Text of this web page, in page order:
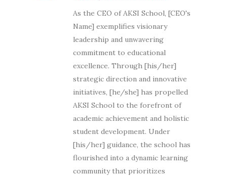
As the CEO of AKSI School, [CEO's
Name] exemplifies visionary
leadership and unwavering
commitment to educational
excellence. Through [his/her]
strategic direction and innovative
initiatives, [he/she] has propelled
AKSI School to the forefront of
academic achievement and holistic
student development. Under
[his/her] guidance, the school has
flourished into a dynamic learning
community that prioritizes